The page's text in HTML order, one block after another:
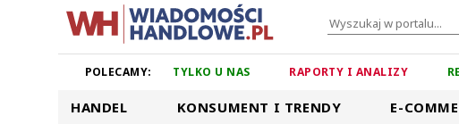
POLECAMY: TYLKO U NAS RAPORTY I ANALIZY
HANDEL KONSUMENT I TRENDY E-